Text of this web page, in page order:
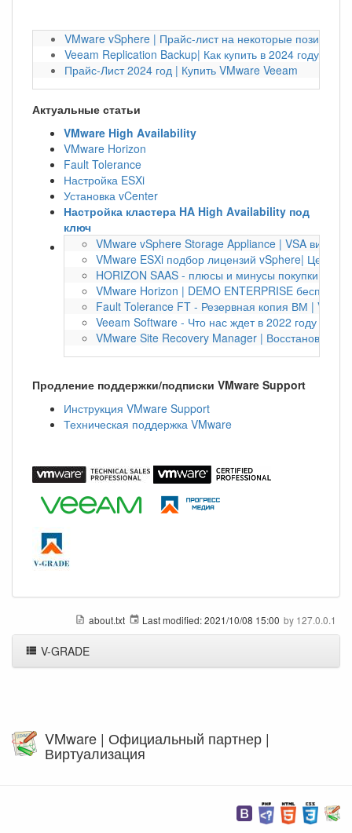
VMware vSphere | Прайс-лист на некоторые позиции
Veeam Replication Backup| Как купить в 2024 году?
Прайс-Лист 2024 год | Купить VMware Veeam
Актуальные статьи
VMware High Availability
VMware Horizon
Fault Tolerance
Настройка ESXi
Установка vCenter
Настройка кластера HA High Availability под
ключ
VMware vSphere Storage Appliance | VSA
VMware ESXi подбор лицензий vSphere| Цена
HORIZON SAAS - плюсы и минусы покупки по
VMware Horizon | DEMO ENTERPRISE
Fault Tolerance FT - Резервная копия ВМ |
Veeam Software - Что нас ждет в 2022 году |
VMware Site Recovery Manager | Восстановление
Продление поддержки/подписки VMware Support
Инструкция VMware Support
Техническая поддержка VMware
about.txt Last modified:2021/10/08 15:00 by 127.0.0.1
V-GRADE
VMware | Официальный партнер |
Виртуализация